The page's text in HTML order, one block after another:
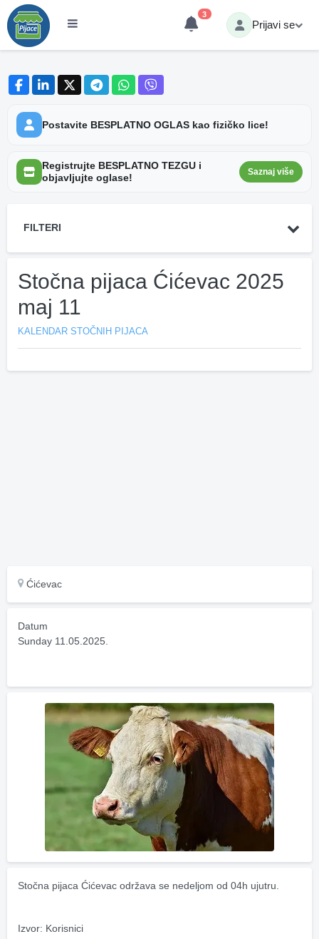
3
Prijavi se
Postavite BESPLATNO OGLAS kao fizičko lice!
Registrujte BESPLATNO TEZGU i
objavljujte oglase!
Saznaj više
FILTERI
Stočna pijaca Ćićevac 2025
maj 11
KALENDAR STOČNIH PIJACA
Ćićevac
Datum
Sunday 11.05.2025.
Stočna pijaca Ćićevac održava se nedeljom od 04h ujutru.
Izvor: Korisnici